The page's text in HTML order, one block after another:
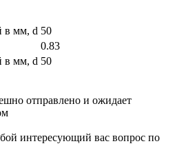
в мм, d 50
0.83
в мм, d 50
отправлено и ожидает
интересующий вас вопрос по